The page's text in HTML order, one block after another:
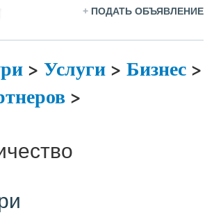
+ ПОДАТЬ ОБЪЯВЛЕНИЕ
> Услуги> Бизнес>
>